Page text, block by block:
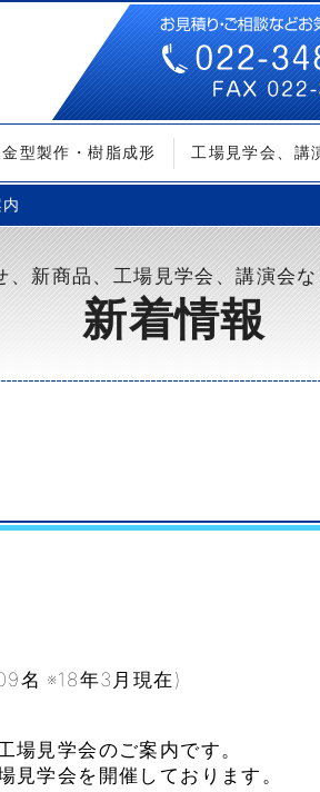
金型製作・樹脂成形 工場見学会、講
、新商品、工場見学会、講演会
新着情報
名 ※18年3月現在)
場見学会のご案内です。
見学会を開催しております。